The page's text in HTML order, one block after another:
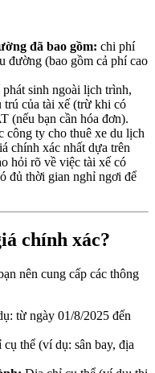
đã bao gồm: chi phí
đường (bao gồm cả phí cao
phát sinh ngoài lịch trình,
của tài xế (trừ khi có
(nếu bạn cần hóa đơn).
công ty cho thuê xe du lịch
chính xác nhất dựa trên
hỏi rõ về việc tài xế có
đủ thời gian nghỉ ngơi để
chính xác?
nên cung cấp các thông
từ ngày 01/8/2025 đến
thể (ví dụ: sân bay, địa